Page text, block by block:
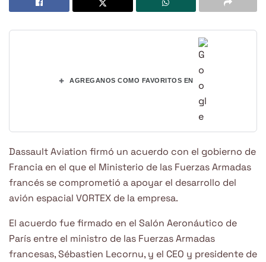
+ AGREGANOS COMO FAVORITOS EN
Dassault Aviation firmó un acuerdo con el gobierno de
Francia en el que el Ministerio de las Fuerzas Armadas
francés se comprometió a apoyar el desarrollo del
avión espacial VORTEX de la empresa.
El acuerdo fue firmado en el Salón Aeronáutico de
París entre el ministro de las Fuerzas Armadas
francesas, Sébastien Lecornu, y el CEO y presidente de